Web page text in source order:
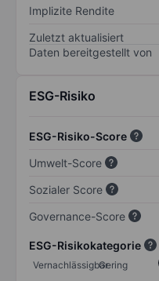
Implizite Rendite
Zuletzt aktualisiert
Daten bereitgestellt von
ESG-Risiko
ESG-Risiko-Score
Umwelt-Score
Sozialer Score
Governance-Score
ESG-Risikokategorie
VernachlässigbarGering